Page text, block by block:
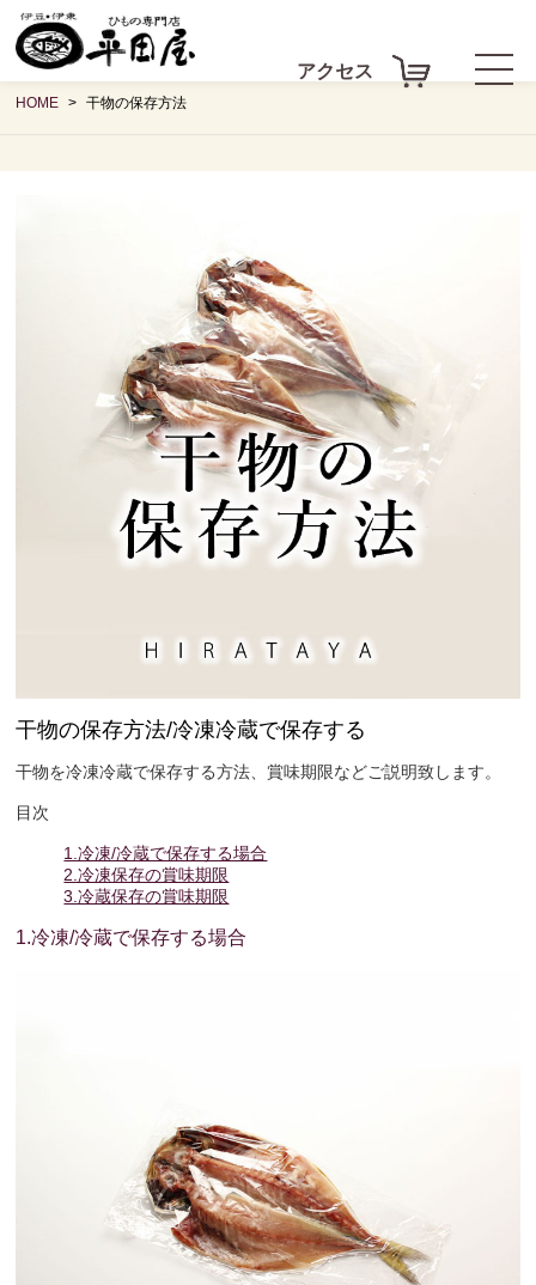
アクセス
HOME 干物の保存方法
干物の保存方法/冷凍冷蔵で保存する
干物を冷凍冷蔵で保存する方法、賞味期限などご説明致します。
目次
1.冷凍/冷蔵で保存する場合
2.冷凍保存の賞味期限
3.冷蔵保存の賞味期限
1.冷凍/冷蔵で保存する場合